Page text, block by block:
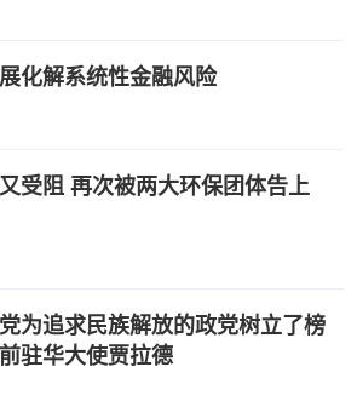
化解系统性金融风险
受阻 再次被两大环保团体告上
为追求民族解放的政党树立了榜
驻华大使贾拉德